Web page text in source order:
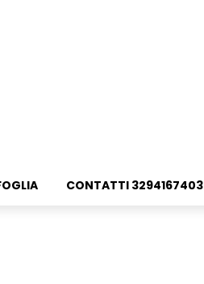
CONTATTI 3294167403